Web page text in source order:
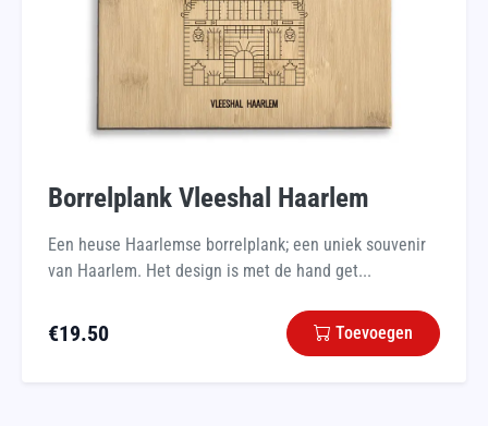
Borrelplank Vleeshal Haarlem
Een heuse Haarlemse borrelplank; een uniek souvenir
van Haarlem. Het design is met de hand get...
€19.50 Toevoegen